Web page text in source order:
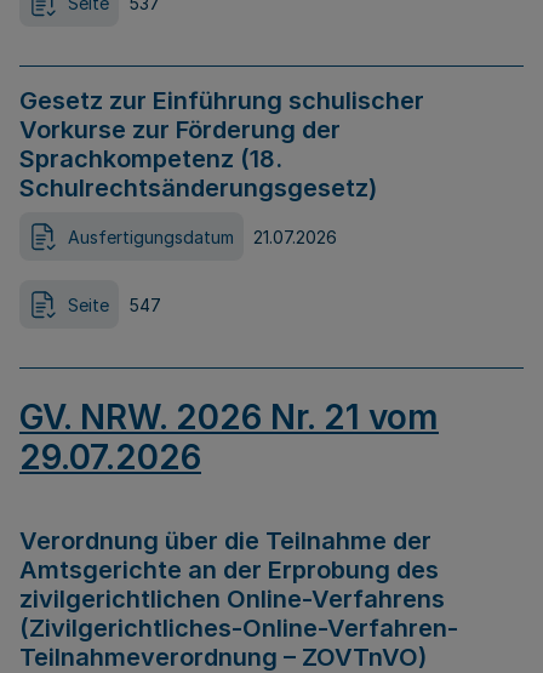
Gesetz zur Einführung schulischer
Vorkurse zur Förderung der
Sprachkompetenz (18.
Schulrechtsänderungsgesetz)
Ausfertigungsdatum 21.07.2026
Seite 547
GV. NRW. 2026 Nr. 21 vom
29.07.2026
Verordnung über die Teilnahme der
Amtsgerichte an der Erprobung des
zivilgerichtlichen Online-Verfahrens
(Zivilgerichtliches-Online-Verfahren-
Teilnahmeverordnung – ZOVTnVO)